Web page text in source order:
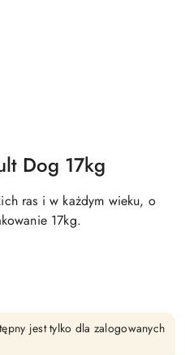
Dog 17kg
ras i w każdym wieku, o
17kg.
jest tylko dla zalogowanych